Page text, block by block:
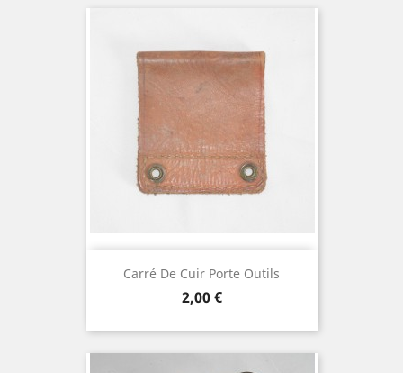
Carré De Cuir Porte Outils
Prix
2,00 €